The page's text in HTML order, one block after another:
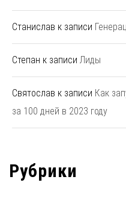
Станислав к записи
Степан к записи Лиды
Святослав к записи Как
за 100 дней в 2023 году
Рубрики